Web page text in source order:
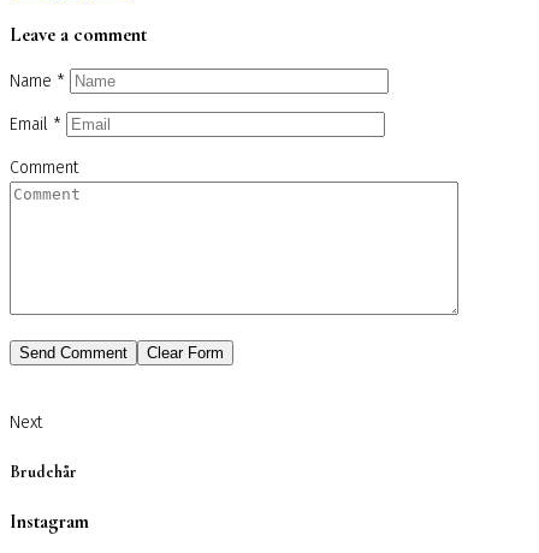
Leave a comment
Name *
Email *
Comment
Next
Brudehår
Instagram